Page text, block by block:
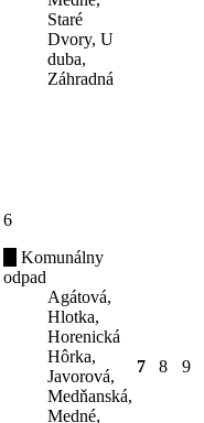
Staré
Dvory, U
duba,
Záhradná
6
Komunálny
odpad
Agátová,
Hlotka,
Horenická
Hôrka,
Javorová,
Medňanská,
Medné,
7 8 9